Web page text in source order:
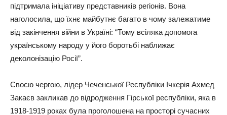
підтримала ініціативу представників регіонів. Вона
наголосила, що їхнє майбутнє багато в чому залежатиме
від закінчення війни в Україні: “Тому всіляка допомога
українському народу у його боротьбі наближає
деколонізацію Росії”.
Своєю чергою, лідер Чеченської Республіки Ічкерія Ахмед
Закаєв закликав до відродження Гірської республіки, яка в
1918-1919 роках була проголошена на просторі сучасних